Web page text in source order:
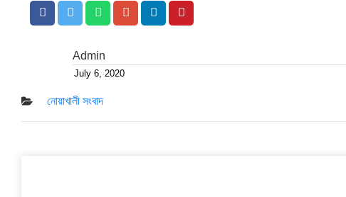
Admin
Posted
on
July 6, 2020
নোয়াখালী সংবাদ